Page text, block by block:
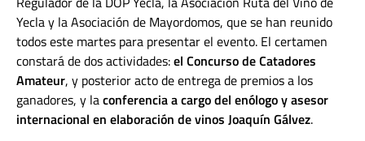
Yecla y la Asociación de Mayordomos, que se han reunido
todos este martes para presentar el evento. El certamen
constará de dos actividades:el Concurso de Catadores
Amateur, y posterior acto de entrega de premios a los
ganadores, y laconferencia a cargo del enólogo y asesor
internacional en elaboración de vinos Joaquín Gálvez.